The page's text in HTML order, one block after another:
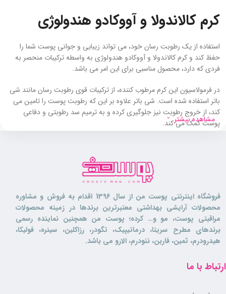
کرم کالاندولا و آووکادو هندولوژی
استفاده از یک رطوبت رسان خود، می تواند زیبایی و جوانی پوست شما را
حفظ کند و کرم کالاندولا و آووکادو هندولوژی به واسطه ترکیبات منحصر به
فردی که دارد، محصول مناسبی برای این امر می باشد.
در فرمولاسیون این کرم مرطوب کننده، از ترکیبات قوی رطوبت رسان مانند شی
باتر استفاده شده است. شی باتر علاوه بر این که رطوبت پوست را تامین می
کند، از خروج رطوبت نیز جلوگیری کرده و به ترمیم سد رطوبتی و دفاعی
پوست کمک می کند.
این کرم فاقد پارابن و ترکیبات مضر بوده و برای انواع پوست به ویژه پوست
های نرمال تا خشک بسیار مناسب است.
جذب پوست می شود و بعد از استفاده باعث ایجاد احساس چربی و سنگینی
روی پوست نمی گردد.
این محصول دارای ماندگاری بسیار بالایی بوده و به مدت 24 ساعت به حفظ
رطوبت درون پوست کمک می کند. در ترکیبات آن از مواد طبیعی مانند عصاره
خوبی برای پوست می باشد.
مشاهده بیشتر
فروشگاه اینترنتی پوست من از سال 1396 اقدام به فروش و مشاوره
محصولات آرایشی بهداشتی معتبرترین برندها در زمینه محصولات
مراقبتی پوست، مو و… کرده؛ پوست من همچنین نماینده رسمی
برندهای مطرح سریتا، درماتیپیک، تگودر، رزاکلین، سینره، فولیکا،
هیدرودرم، ثمین، فاربن، نئودرم، الارو می باشد.
ارتباط با ما